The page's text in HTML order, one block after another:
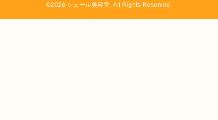
©2026 シェール美容室. All Rights Reserved.